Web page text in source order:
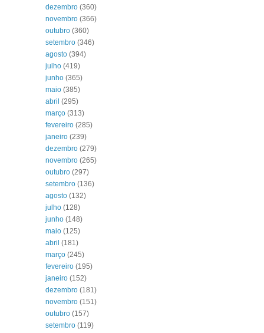
dezembro (360)
novembro (366)
outubro (360)
setembro (346)
agosto (394)
julho (419)
junho (365)
maio (385)
abril (295)
março (313)
fevereiro (285)
janeiro (239)
dezembro (279)
novembro (265)
outubro (297)
setembro (136)
agosto (132)
julho (128)
junho (148)
maio (125)
abril (181)
março (245)
fevereiro (195)
janeiro (152)
dezembro (181)
novembro (151)
outubro (157)
setembro (119)